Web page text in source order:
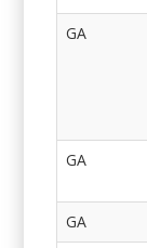
GA
GA
GA